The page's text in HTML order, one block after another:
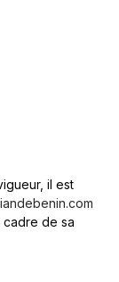
il est
cadre de sa